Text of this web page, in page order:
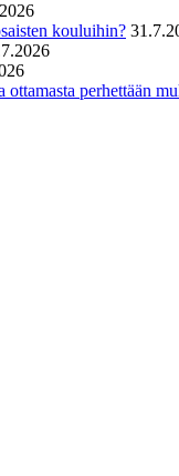
kouluihin?
perhettään